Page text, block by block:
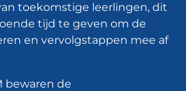
toekomstige leerlingen, dit
tijd te geven om de
en vervolgstappen mee af
bewaren de